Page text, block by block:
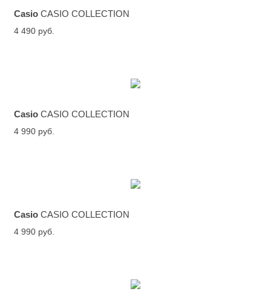
Casio CASIO COLLECTION
4 490 руб.
Casio CASIO COLLECTION
4 990 руб.
Casio CASIO COLLECTION
4 990 руб.